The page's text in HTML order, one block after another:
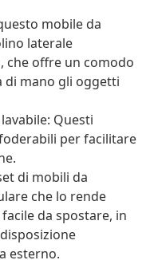
mobile da
laterale
che offre un comodo
di mano gli oggetti
Questi
per facilitare
di mobili da
che lo rende
da spostare, in
esterno.